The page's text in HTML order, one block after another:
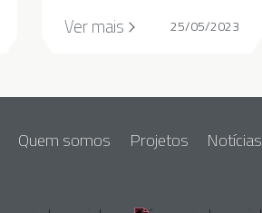
Ver mais 25/05/2023
Quem somos Projetos Notícias